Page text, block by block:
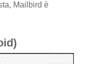
Mailbird è